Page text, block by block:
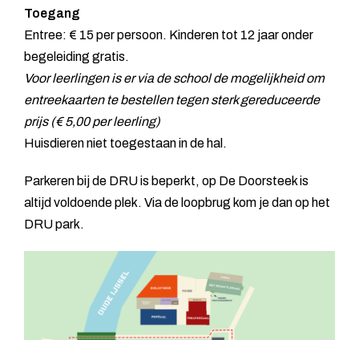
Toegang
Entree: € 15 per persoon. Kinderen tot 12 jaar onder
begeleiding gratis.
Voor leerlingen is er via de school de mogelijkheid om
entreekaarten te bestellen tegen sterk gereduceerde
prijs (€ 5,00 per leerling)
Huisdieren niet toegestaan in de hal.
Parkeren bij de DRU is beperkt, op De Doorsteek is
altijd voldoende plek. Via de loopbrug kom je dan op het
DRU park.